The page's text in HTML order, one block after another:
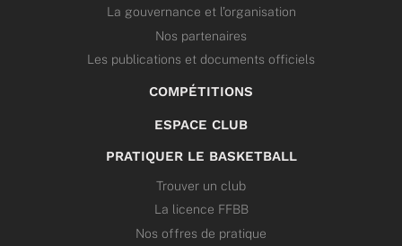
La gouvernance et l’organisation
Nos partenaires
Les publications et documents officiels
COMPÉTITIONS
ESPACE CLUB
PRATIQUER LE BASKETBALL
Trouver un club
La licence FFBB
Nos offres de pratique